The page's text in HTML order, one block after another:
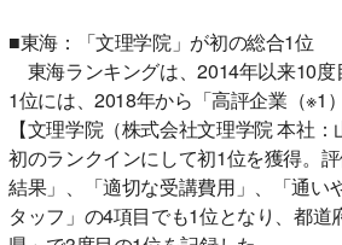
■東海：「文理学院」が初の総合1位
東海ランキングは、2014年以来10
1位には、2018年から「高評企業（※1
【文理学院（株式会社文理学院 本社：
初のランクインにして初1位を獲得。
結果」、「適切な受講費用」、「通い
タッフ」の4項目でも1位となり、都道